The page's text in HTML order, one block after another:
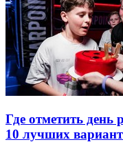
Где отметить
10 лучших